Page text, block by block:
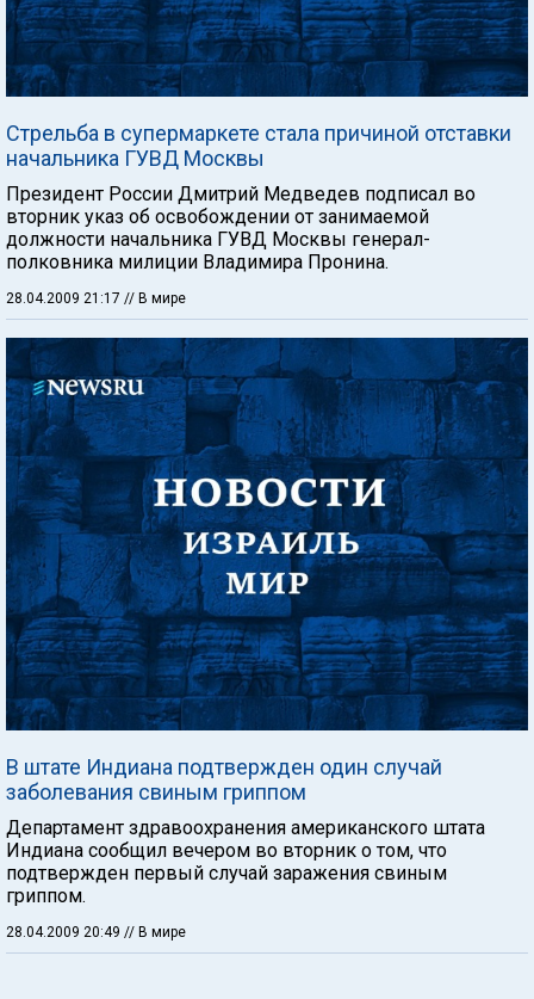
Стрельба в супермаркете стала причиной отставки
начальника ГУВД Москвы
Президент России Дмитрий Медведев подписал во
вторник указ об освобождении от занимаемой
должности начальника ГУВД Москвы генерал-
полковника милиции Владимира Пронина.
28.04.2009 21:17 // В мире
В штате Индиана подтвержден один случай
заболевания свиным гриппом
Департамент здравоохранения американского штата
Индиана сообщил вечером во вторник о том, что
подтвержден первый случай заражения свиным
гриппом.
28.04.2009 20:49 // В мире